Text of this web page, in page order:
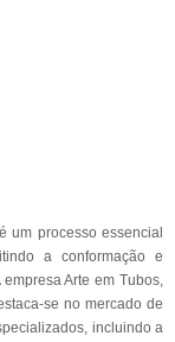
um processo essencial
a conformação e
Arte em Tubos,
se no mercado de
incluindo a